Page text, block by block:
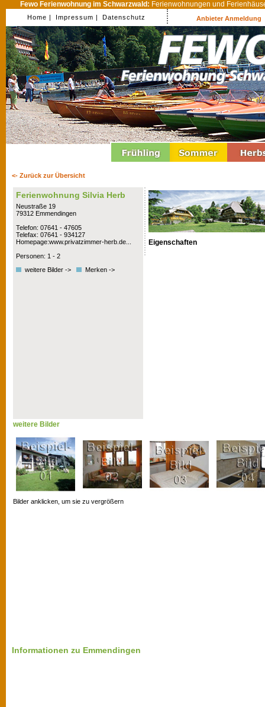
Fewo Ferienwohnung im Schwarzwald: Ferienwohnungen und
Home | Impressum | Datenschutz Anbieter Anmeldung
<- Zurück zur Übersicht
Ferienwohnung Silvia Herb
Neustraße 19
79312 Emmendingen
Telefon: 07641 - 47605
Telefax: 07641 - 934127
Homepage:www.privatzimmer-herb.de...
Personen: 1 - 2
weitere Bilder ->
Merken ->
Eigenschaften
weitere Bilder
Bilder anklicken, um sie zu vergrößern
Informationen zu Emmendingen